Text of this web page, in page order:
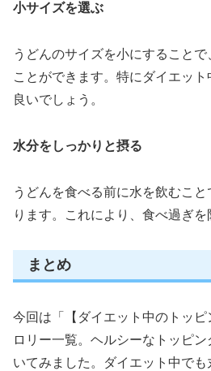
小サイズを選ぶ
うどんのサイズを小にすること
ことができます。特にダイエッ
良いでしょう。
水分をしっかりと摂る
うどんを食べる前に水を飲むこ
ります。これにより、食べ過ぎを
まとめ
今回は「【ダイエット中のトッ
ロリー一覧。ヘルシーなトッピ
いてみました。ダイエット中で